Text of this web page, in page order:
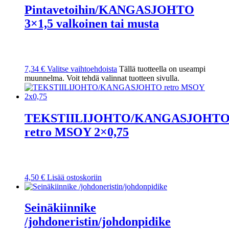
Pintavetoihin/KANGASJOHTO
3×1,5 valkoinen tai musta
7,34 € Valitse vaihtoehdoista Tällä tuotteella on useampi
muunnelma. Voit tehdä valinnat tuotteen sivulla.
TEKSTIILIJOHTO/
retro MSOY 2×0,75
4,50 € Lisää ostoskoriin
Seinäkiinnike
/johdoneristin/johdonpidike